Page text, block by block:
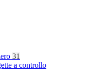
31
a controllo